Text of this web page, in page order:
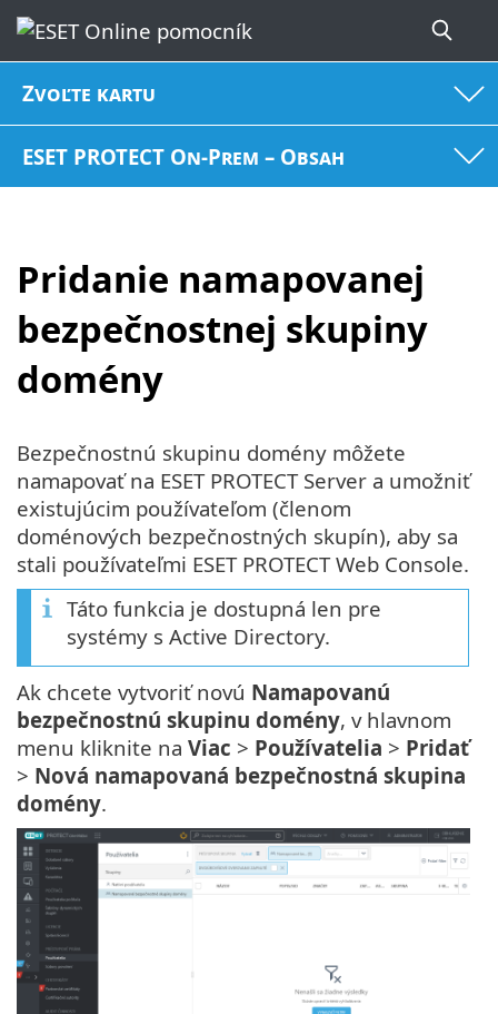
Zvoľte kartu
ESET PROTECT On-Prem – Obsah
Pridanie namapovanej
bezpečnostnej skupiny
domény
Bezpečnostnú skupinu domény môžete
namapovať na ESET PROTECT Server a umožniť
existujúcim používateľom (členom
doménových bezpečnostných skupín), aby sa
stali používateľmi ESET PROTECT Web Console.
Táto funkcia je dostupná len pre
systémy s Active Directory.
Ak chcete vytvoriť novú Namapovanú
bezpečnostnú skupinu domény, v hlavnom
menu kliknite na Viac > Používatelia > Pridať
> Nová namapovaná bezpečnostná skupina
domény.